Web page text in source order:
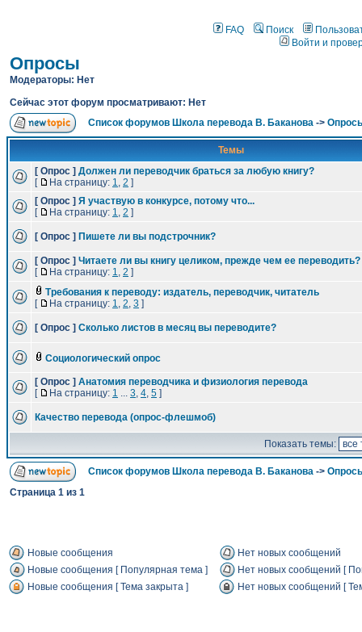
FAQ Поиск
Войти и
Опросы
Модераторы: Нет
Сейчас этот форум просматривают: Нет
Список форумов Школа перевода В. Баканова ->
Темы
[ Опрос ] Должен ли переводчик браться за любую книгу?
[
На страницу: 1, 2 ]
[ Опрос ] Я участвую в конкурсе, потому что...
[
На страницу: 1, 2 ]
[ Опрос ] Пишете ли вы подстрочник?
[ Опрос ] Читаете ли вы книгу целиком, прежде чем ее переводить?
[
На страницу: 1, 2 ]
Требования к переводу: издатель, переводчик, читатель
[
На страницу: 1, 2, 3 ]
[ Опрос ] Сколько листов в месяц вы переводите?
Социологический опрос
[ Опрос ] Анатомия переводчика и физиология перевода
[
На страницу: 1 ... 3, 4, 5 ]
Качество перевода (опрос-флешмоб)
Показать темы:
Список форумов Школа перевода В. Баканова ->
Страница 1 из 1
Новые сообщения
Нет новых сообщений
Новые сообщения [ Популярная тема ]
Нет новых сообщений [
Новые сообщения [ Тема закрыта ]
Нет новых сообщений [